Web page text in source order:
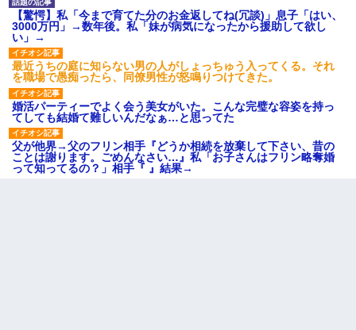
【驚愕】私「今まで育てた分のお金返してね(冗談)」息子「はい、
3000万円」→数年後。私「妹が病気になったから援助して欲し
い」→
最近うちの庭に知らない男の人がしょっちゅう入ってくる。それ
を職場で愚痴ったら、同僚男性が怒鳴りつけてきた。
婚活パーティーでよく会う美女がいた。こんな完璧な容姿を持っ
てしても結婚て難しいんだなぁ…と思ってた
父が他界→父のフリン相手『どうか相続を放棄して下さい、昔の
ことは謝ります。ごめんなさい…』私「お子さんはフリン略奪婚
って知ってるの？」相手『 』結果→